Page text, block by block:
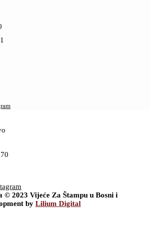
© 2023 Vijeće Za Štampu u Bosni i
by Lilium Digital